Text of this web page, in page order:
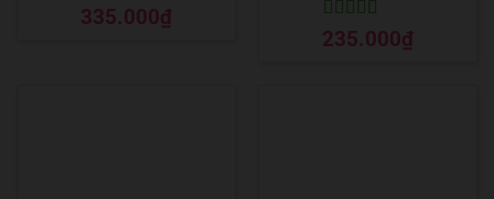
Được xếp
hạng55 sao
335.000₫
Được xếp
hạng55 sao
235.000₫